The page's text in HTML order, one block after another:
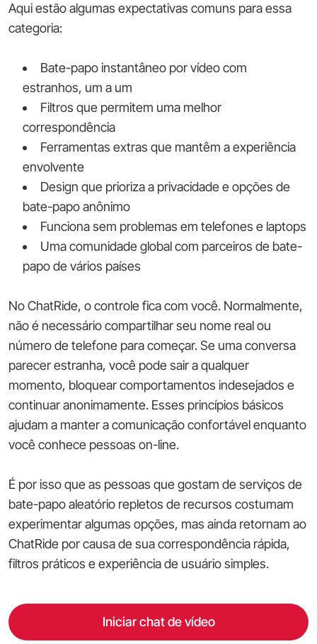
Aqui estão algumas expectativas comuns para essa
categoria:
Bate-papo instantâneo por vídeo com
estranhos, um a um
Filtros que permitem uma melhor
correspondência
Ferramentas extras que mantêm a experiência
envolvente
Design que prioriza a privacidade e opções de
bate-papo anônimo
Funciona sem problemas em telefones e laptops
Uma comunidade global com parceiros de bate-
papo de vários países
No ChatRide, o controle fica com você. Normalmente,
não é necessário compartilhar seu nome real ou
número de telefone para começar. Se uma conversa
parecer estranha, você pode sair a qualquer
momento, bloquear comportamentos indesejados e
continuar anonimamente. Esses princípios básicos
ajudam a manter a comunicação confortável enquanto
você conhece pessoas on-line.
É por isso que as pessoas que gostam de serviços de
bate-papo aleatório repletos de recursos costumam
experimentar algumas opções, mas ainda retornam ao
ChatRide por causa de sua correspondência rápida,
filtros práticos e experiência de usuário simples.
Iniciar chat de vídeo